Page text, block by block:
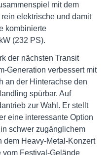
mit dem
elektrische und damit
kombinierte
(232 PS).
der nächsten Transit
Generation verbessert mit
an der Hinterachse den
spürbar. Auf
zur Wahl. Er stellt
eine interessante Option
schwer zugänglichem
dem Heavy-Metal-Konzert
vom Festival-Gelände